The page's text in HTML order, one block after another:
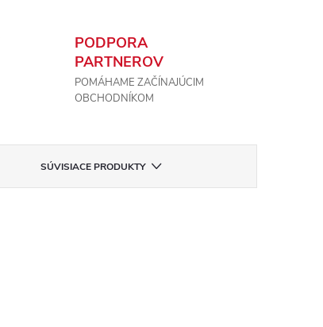
PODPORA
PARTNEROV
POMÁHAME ZAČÍNAJÚCIM
OBCHODNÍKOM
SÚVISIACE PRODUKTY